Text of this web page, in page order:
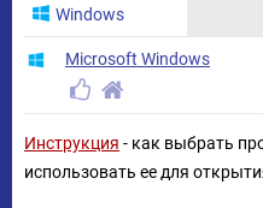
Windows
Microsoft Windows
Инструкция - как выбрать
использовать ее для